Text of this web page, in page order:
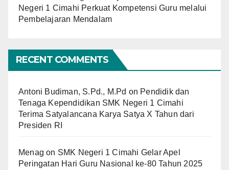
Negeri 1 Cimahi Perkuat Kompetensi Guru melalui
Pembelajaran Mendalam
RECENT COMMENTS
Antoni Budiman, S.Pd., M.Pd on Pendidik dan
Tenaga Kependidikan SMK Negeri 1 Cimahi
Terima Satyalancana Karya Satya X Tahun dari
Presiden RI
Menag on SMK Negeri 1 Cimahi Gelar Apel
Peringatan Hari Guru Nasional ke-80 Tahun 2025